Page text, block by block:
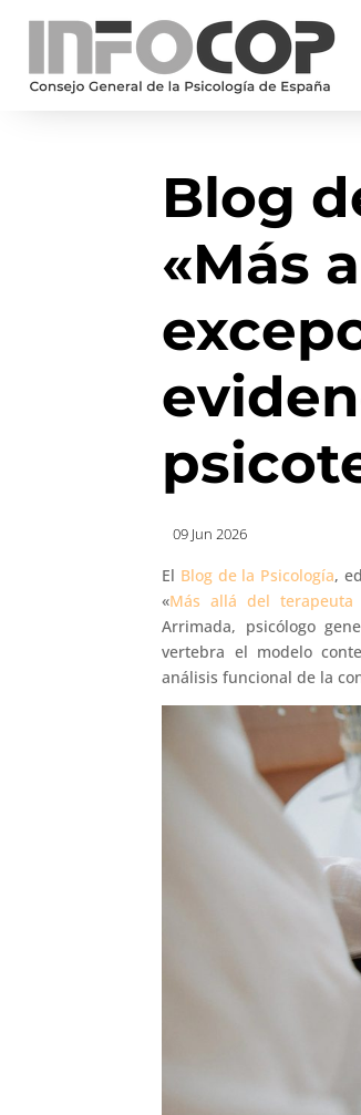
Blog
«Más
09 Jun 2026
El Blog de la Psicología,
«Más allá del terapeuta
Arrimada, psicólogo
vertebra el modelo
análisis funcional de la